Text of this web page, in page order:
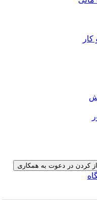
کردن در دعوت به همکاری